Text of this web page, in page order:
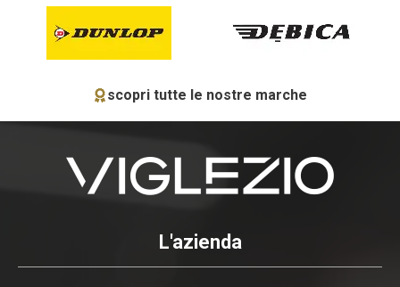
scopri tutte le nostre marche
L'azienda